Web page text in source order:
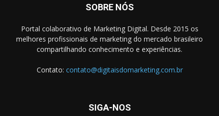
SOBRE NÓS
Portal colaborativo de Marketing Digital. Desde 2015 os
melhores profissionais de marketing do mercado brasileiro
compartilhando conhecimento e experiências.
Contato: contato@digitaisdomarketing.com.br
SIGA-NOS